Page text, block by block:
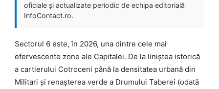
oficiale și actualizate periodic de echipa editorială
InfoContact.ro.
Sectorul 6 este, în 2026, una dintre cele mai
efervescente zone ale Capitalei. De la liniștea istorică
a cartierului Cotroceni până la densitatea urbană din
Militari și renașterea verde a Drumului Taberei (odată